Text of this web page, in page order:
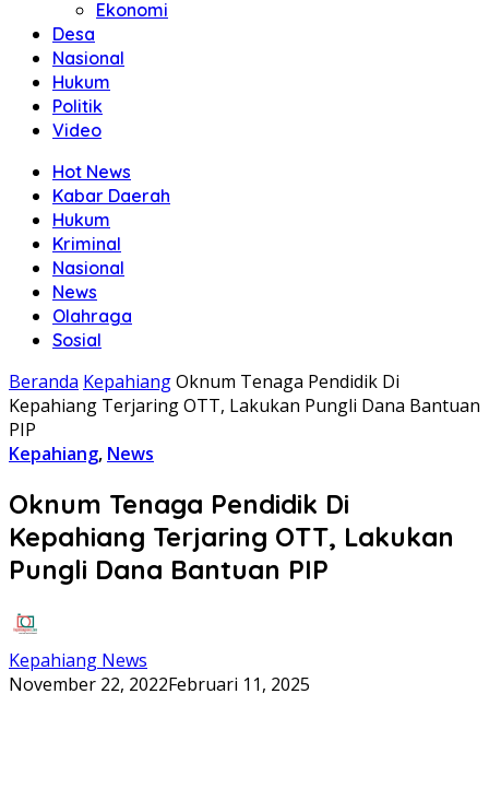
Ekonomi
Desa
Nasional
Hukum
Politik
Video
Hot News
Kabar Daerah
Hukum
Kriminal
Nasional
News
Olahraga
Sosial
Beranda KepahiangOknum Tenaga Pendidik Di
Kepahiang Terjaring OTT, Lakukan Pungli Dana Bantuan
PIP
Kepahiang, News
Oknum Tenaga Pendidik Di
Kepahiang Terjaring OTT, Lakukan
Pungli Dana Bantuan PIP
Kepahiang News
November 22, 2022Februari 11, 2025